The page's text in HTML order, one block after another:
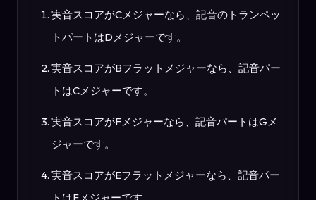
実音スコアがCメジャーなら、記音のトランペッ
トパートはDメジャーです。
実音スコアがBフラットメジャーなら、記音パー
トはCメジャーです。
実音スコアがFメジャーなら、記音パートはGメ
ジャーです。
実音スコアがEフラットメジャーなら、記音パー